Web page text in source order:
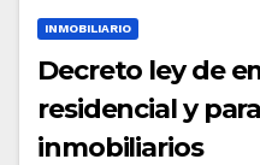
INMOBILIARIO
Decreto ley de
residencial y
inmobiliarios